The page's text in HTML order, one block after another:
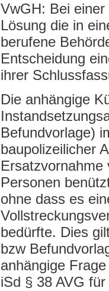
VwGH: Bei
Lösung die in
berufene
Entscheidung
ihrer
Die anhängige
Befundvorlage)
baupolizeilicher
Ersatzvornahme
Personen
ohne dass es
bedürfte. Dies
bzw
anhängige
iSd § 38 AVG